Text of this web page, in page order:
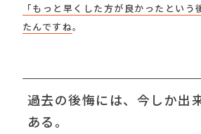
「もっと早くした方が良かったという
たんですね。
過去の後悔には、今しか出
ある。